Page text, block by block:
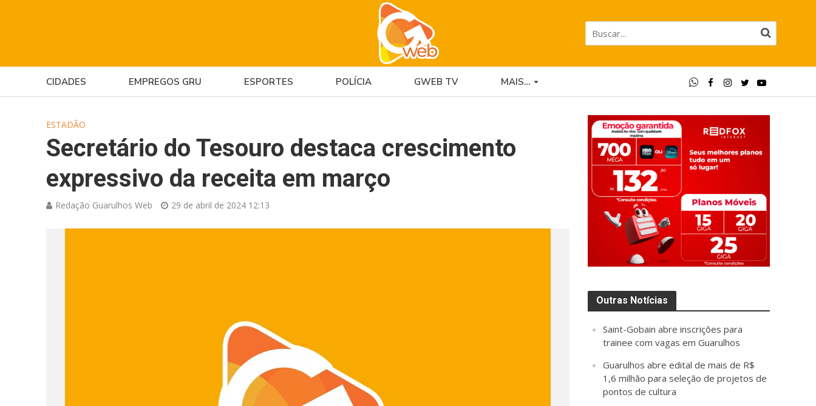
CIDADES EMPREGOS GRU ESPORTES POLÍCIA GWEB TV MAIS…
ESTADÃO
Secretário do Tesouro destaca crescimento
expressivo da receita em março
Redação Guarulhos Web 29 de abril de 2024 12:13
Outras Notícias
Saint-Gobain abre inscrições para
trainee com vagas em Guarulhos
Guarulhos abre edital de mais de R$
1,6 milhão para seleção de projetos de
pontos de cultura